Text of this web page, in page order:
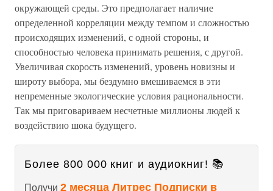
окружающей среды. Это предполагает наличие
определенной корреляции между темпом и сложностью
происходящих изменений, с одной стороны, и
способностью человека принимать решения, с другой.
Увеличивая скорость изменений, уровень новизны и
широту выбора, мы бездумно вмешиваемся в эти
непременные экологические условия рациональности.
Так мы приговариваем несчетные миллионы людей к
воздействию шока будущего.
Более 800 000 книг и аудиокниг! 📚
Получи 2 месяца Литрес Подписки в